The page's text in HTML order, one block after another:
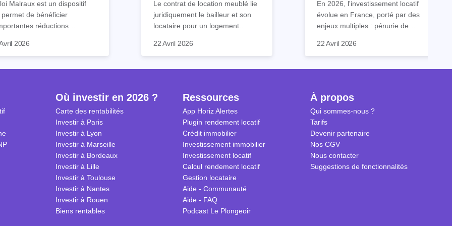
Malraux est un dispositif
permet de bénéficier
réductions
Elle concerne les
destinés à la location.
démarches effectuer
en bénéficier ? Suivez notre
complet !
2026
Le contrat de location meublé lie
juridiquement le bailleur et son
locataire pour un logement
de nombreuses clauses que
Nous vous expliquons dans ce
le contrat de location meublé en
2026.
22 Avril 2026
vers le LLI en 2026
En 2026, l'investissement locatif
évolue en France, porté par des
enjeux multiples : pénurie de
progressif des dispositifs de
besoin croissant de répondre à la
social, mais trop modeste pour le
marché privé.
LLI, ou Logement Locatif
une solution d'avenir. Ce
22 Avril 2026
Où investir en 2026 ?
Carte des rentabilités
Investir à Paris
Investir à Lyon
Investir à Marseille
Investir à Bordeaux
Investir à Lille
Investir à Toulouse
Investir à Nantes
Investir à Rouen
Biens rentables
Ressources
App Horiz Alertes
Plugin rendement locatif
Crédit immobilier
Investissement immobilier
Investissement locatif
Calcul rendement locatif
Gestion locataire
Aide - Communauté
Aide - FAQ
Podcast Le Plongeoir
À propos
Qui sommes-nous ?
Tarifs
Devenir partenaire
Nos CGV
Nous contacter
Suggestions de fonctionnalités